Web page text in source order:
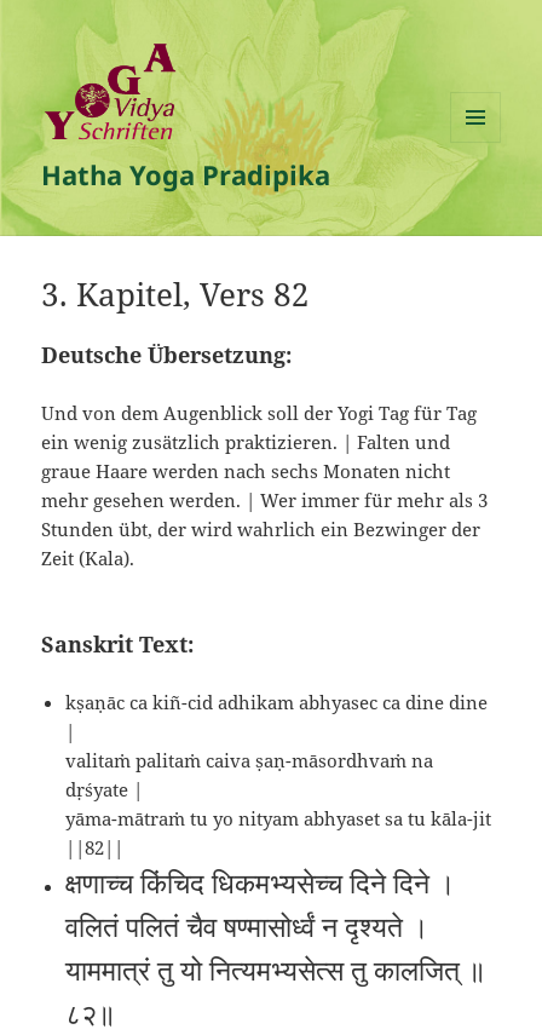
Hatha Yoga Pradipika
MENÜ
UND
WIDGETS
3. Kapitel, Vers 82
Deutsche Übersetzung:
Und von dem Augenblick soll der Yogi Tag für Tag
ein wenig zusätzlich praktizieren. | Falten und
graue Haare werden nach sechs Monaten nicht
mehr gesehen werden. | Wer immer für mehr als 3
Stunden übt, der wird wahrlich ein Bezwinger der
Zeit (Kala).
Sanskrit Text:
kṣaṇāc ca kiñ-cid adhikam abhyasec ca dine dine
|
valitaṁ palitaṁ caiva ṣaṇ-māsordhvaṁ na
dṛśyate |
yāma-mātraṁ tu yo nityam abhyaset sa tu kāla-jit
||82||
क्षणाच्च किंचिद धिकमभ्यसेच्च दिने दिने ।
वलितं पलितं चैव षण्मासोर्ध्वं न दृश्यते ।
याममात्रं तु यो नित्यमभ्यसेत्स तु कालजित् ॥
८२॥